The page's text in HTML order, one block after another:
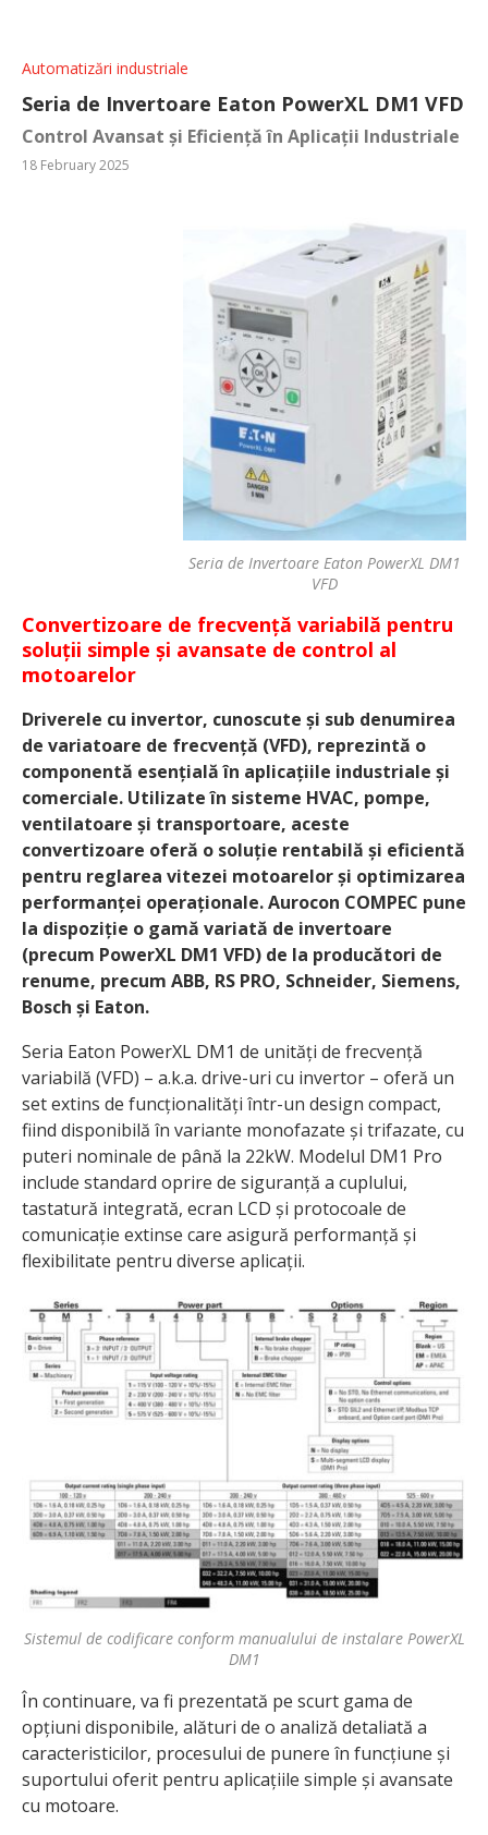
Automatizări industriale
Seria de Invertoare Eaton PowerXL DM1 VFD
Control Avansat și Eficiență în Aplicații Industriale
18 February 2025
Seria de Invertoare Eaton PowerXL DM1
VFD
Convertizoare de frecvență variabilă pentru
soluții simple și avansate de control al
motoarelor
Driverele cu invertor, cunoscute și sub denumirea
de variatoare de frecvență (VFD), reprezintă o
componentă esențială în aplicațiile industriale și
comerciale. Utilizate în sisteme HVAC, pompe,
ventilatoare și transportoare, aceste
convertizoare oferă o soluție rentabilă și eficientă
pentru reglarea vitezei motoarelor și optimizarea
performanței operaționale. Aurocon COMPEC pune
la dispoziție o gamă variată de invertoare
(precum PowerXL DM1 VFD) de la producători de
renume, precum ABB, RS PRO, Schneider, Siemens,
Bosch și Eaton.
Seria Eaton PowerXL DM1 de unități de frecvență
variabilă (VFD) – a.k.a. drive-uri cu invertor – oferă un
set extins de funcționalități într-un design compact,
fiind disponibilă în variante monofazate și trifazate, cu
puteri nominale de până la 22kW. Modelul DM1 Pro
include standard oprire de siguranță a cuplului,
tastatură integrată, ecran LCD și protocoale de
comunicație extinse care asigură performanță și
flexibilitate pentru diverse aplicații.
Sistemul de codificare conform manualului de instalare PowerXL
DM1
În continuare, va fi prezentată pe scurt gama de
opțiuni disponibile, alături de o analiză detaliată a
caracteristicilor, procesului de punere în funcțiune și
suportului oferit pentru aplicațiile simple și avansate
cu motoare.